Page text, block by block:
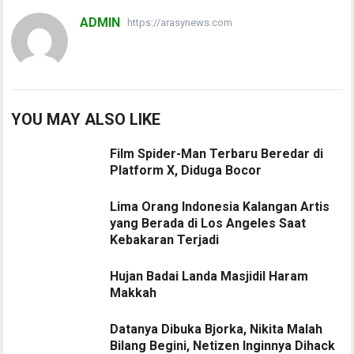
ADMIN https://arasynews.com
YOU MAY ALSO LIKE
Film Spider-Man Terbaru Beredar di
Platform X, Diduga Bocor
Lima Orang Indonesia Kalangan Artis
yang Berada di Los Angeles Saat
Kebakaran Terjadi
Hujan Badai Landa Masjidil Haram
Makkah
Datanya Dibuka Bjorka, Nikita Malah
Bilang Begini, Netizen Inginnya Dihack